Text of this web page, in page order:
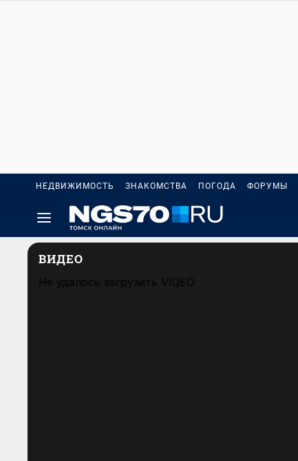
НЕДВИЖИМОСТЬ ЗНАКОМСТВА ПОГОДА ФОРУМЫ
ВИДЕО
Не удалось загрузить VIQEO